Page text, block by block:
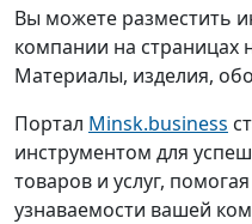
Вы можете разместить
компании на страницах
Материалы, изделия,
Портал Minsk.business
инструментом для
товаров и услуг,
узнаваемости вашей